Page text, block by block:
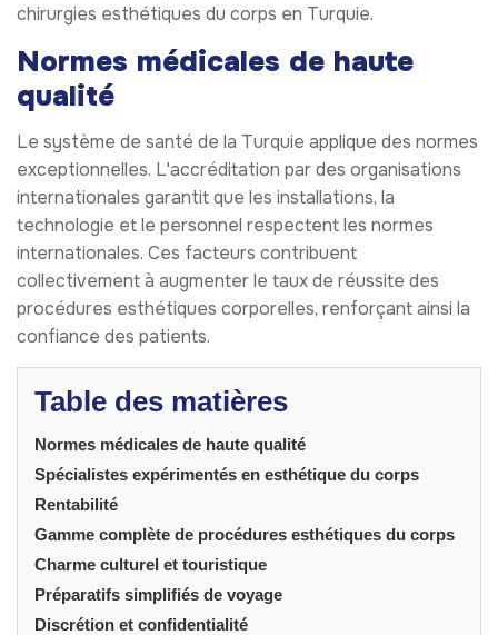
chirurgies esthétiques du corps en Turquie.
Normes médicales de haute
qualité
Le système de santé de la Turquie applique des normes
exceptionnelles. L'accréditation par des organisations
internationales garantit que les installations, la
technologie et le personnel respectent les normes
internationales. Ces facteurs contribuent
collectivement à augmenter le taux de réussite des
procédures esthétiques corporelles, renforçant ainsi la
confiance des patients.
Table des matières
Normes médicales de haute qualité
Spécialistes expérimentés en esthétique du corps
Rentabilité
Gamme complète de procédures esthétiques du corps
Charme culturel et touristique
Préparatifs simplifiés de voyage
Discrétion et confidentialité